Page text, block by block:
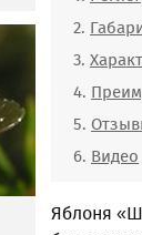
Видео
Яблоня